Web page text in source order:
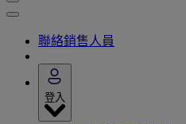
聯絡銷售人員
登入